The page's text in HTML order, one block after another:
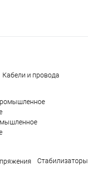
Кабели и провода
Стабилизаторы